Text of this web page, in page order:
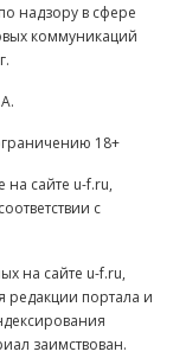
надзору в сфере
коммуникаций
18+
сайте u-f.ru,
с
на сайте u-f.ru,
редакции портала и
заимствован.